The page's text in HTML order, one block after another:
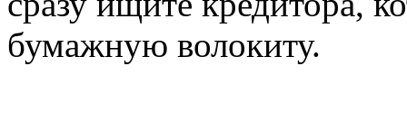
бумажную волокиту.